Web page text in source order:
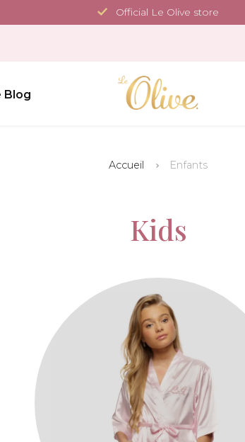
Official Le Olive store
Blog
Accueil Enfants
Kids